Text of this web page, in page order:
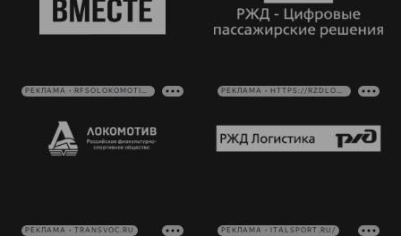
РЕКЛАМА • RFSOLOKOMOTIV.RU РЕКЛАМА • HTTPS://RZDLOG.RU/
РЕКЛАМА • TRANSVOC.RU РЕКЛАМА • ITALSPORT.RU/